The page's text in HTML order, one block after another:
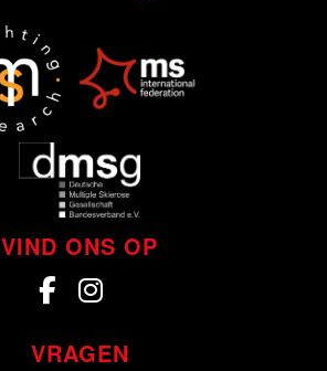
VIND ONS OP
VRAGEN